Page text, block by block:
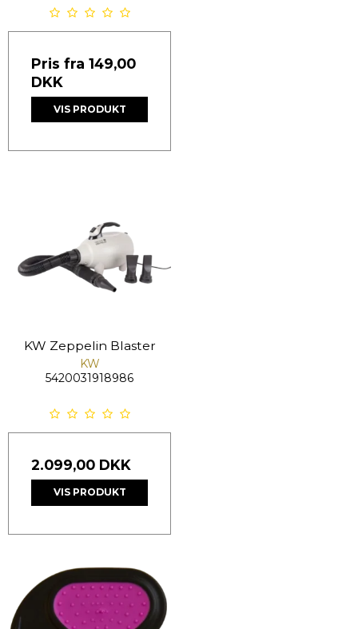
Pris fra 149,00
DKK
VIS PRODUKT
KW Zeppelin Blaster
KW
5420031918986
2.099,00 DKK
VIS PRODUKT